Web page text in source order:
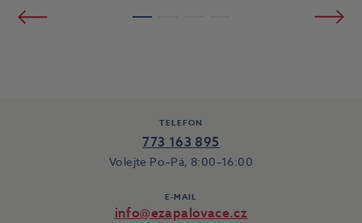
TELEFON
773 163 895
Volejte Po–Pá, 8:00–16:00
E-MAIL
info@ezapalovace.cz